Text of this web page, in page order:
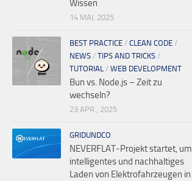
Wissen
14 MAI, 2025
BEST PRACTICE / CLEAN CODE /
NEWS / TIPS AND TRICKS /
TUTORIAL / WEB DEVELOPMENT
Bun vs. Node.js – Zeit zu
wechseln?
23 APR., 2025
GRIDUNDCO
NEVERFLAT-Projekt startet, um
intelligentes und nachhaltiges
Laden von Elektrofahrzeugen in